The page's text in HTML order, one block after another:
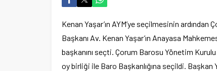
Kenan Yaşar’ın AYM’ye seçilmesinin
Başkanı Av. Kenan Yaşar’ın Anayasa
başkanını seçti. Çorum Barosu Yönetim Kurulu
oy birliği ile Baro Başkanlığına seçildi. Başkan